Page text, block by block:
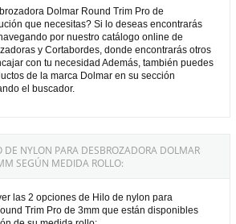
Dolmar Round Trim Pro de
que necesitas? Si lo deseas encontrarás
por nuestro catálogo online de
y Cortabordes, donde encontrarás otros
con tu necesidad Además, también puedes
de la marca Dolmar en su sección
el buscador.
DE NYLON PARA DESBROZADORA DOLMAR
SEGÚN MEDIDA ROLLO:
las 2 opciones de Hilo de nylon para
Trim Pro de 3mm que están disponibles